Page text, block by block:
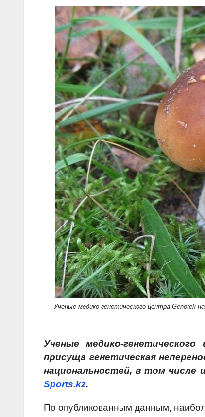
Ученые медико-генетического центра Genotek
Ученые медико-генетического
присуща генетическая
национальностей, в том числе
Sports.kz.
По опубликованным данным,